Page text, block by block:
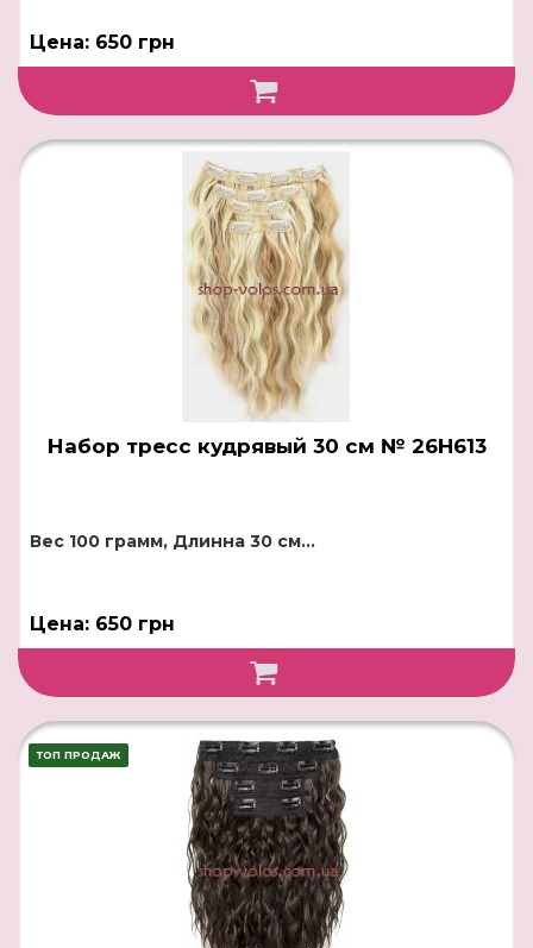
Цена: 650 грн
Набор тресс кудрявый 30 см № 26H613
Вес 100 грамм, Длинна 30 см...
Цена: 650 грн
ТОП ПРОДАЖ